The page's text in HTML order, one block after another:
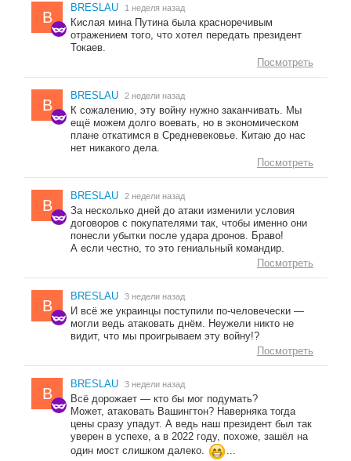
B
BRESLAU 1 неделя назад
Кислая мина Путина была красноречивым
отражением того, что хотел передать президент
Токаев.
Посмотреть
B
BRESLAU 2 недели назад
К сожалению, эту войну нужно заканчивать. Мы
ещё можем долго воевать, но в экономическом
плане откатимся в Средневековье. Китаю до нас
нет никакого дела.
Посмотреть
B
BRESLAU 2 недели назад
За несколько дней до атаки изменили условия
договоров с покупателями так, чтобы именно они
понесли убытки после удара дронов. Браво!
А если честно, то это гениальный командир.
Посмотреть
B
BRESLAU 3 недели назад
И всё же украинцы поступили по-человечески —
могли ведь атаковать днём. Неужели никто не
видит, что мы проигрываем эту войну!?
Посмотреть
B
BRESLAU 3 недели назад
Всё дорожает — кто бы мог подумать?
Может, атаковать Вашингтон? Наверняка тогда
цены сразу упадут. А ведь наш президент был так
уверен в успехе, а в 2022 году, похоже, зашёл на
один мост слишком далеко.
...